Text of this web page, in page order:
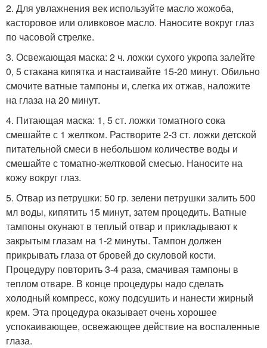
2. Для увлажнения век используйте масло жожоба,
касторовое или оливковое масло. Наносите вокруг глаз
по часовой стрелке.
3. Освежающая маска: 2 ч. ложки сухого укропа залейте
0, 5 стакана кипятка и настаивайте 15-20 минут. Обильно
смочите ватные тампоны и, слегка их отжав, наложите
на глаза на 20 минут.
4. Питающая маска: 1, 5 ст. ложки томатного сока
смешайте с 1 желтком. Растворите 2-3 ст. ложки детской
питательной смеси в небольшом количестве воды и
смешайте с томатно-желтковой смесью. Наносите на
кожу вокруг глаз.
5. Отвар из петрушки: 50 гр. зелени петрушки залить 500
мл воды, кипятить 15 минут, затем процедить. Ватные
тампоны окунают в теплый отвар и прикладывают к
закрытым глазам на 1-2 минуты. Тампон должен
прикрывать глаза от бровей до скуловой кости.
Процедуру повторить 3-4 раза, смачивая тампоны в
теплом отваре. В конце процедуры надо сделать
холодный компресс, кожу подсушить и нанести жирный
крем. Эта процедура оказывает очень хорошее
успокаивающее, освежающее действие на воспаленные
глаза.